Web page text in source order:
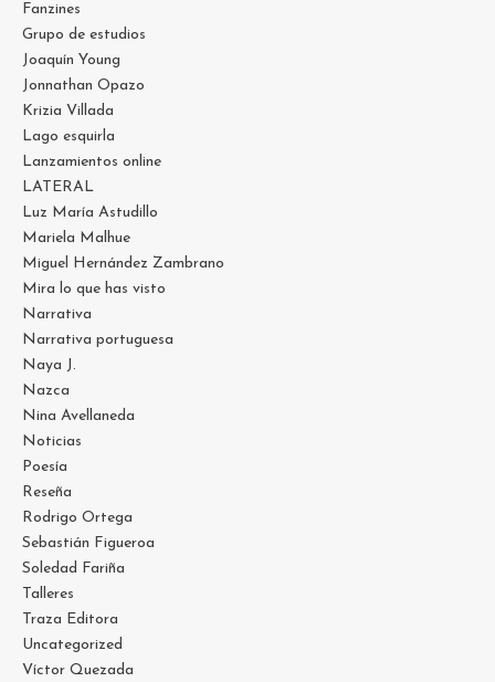
Fanzines
Grupo de estudios
Joaquín Young
Jonnathan Opazo
Krizia Villada
Lago esquirla
Lanzamientos online
LATERAL
Luz María Astudillo
Mariela Malhue
Miguel Hernández Zambrano
Mira lo que has visto
Narrativa
Narrativa portuguesa
Naya J.
Nazca
Nina Avellaneda
Noticias
Poesía
Reseña
Rodrigo Ortega
Sebastián Figueroa
Soledad Fariña
Talleres
Traza Editora
Uncategorized
Víctor Quezada